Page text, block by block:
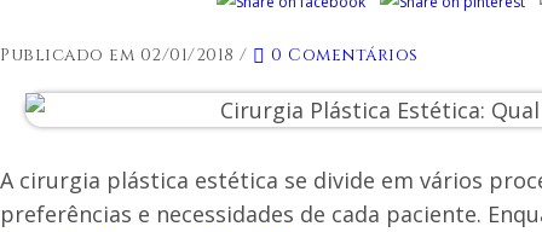
Publicado em 02/01/2018 / 0 Comentários
A cirurgia plástica estética se divide em vários
preferências e necessidades de cada paciente.